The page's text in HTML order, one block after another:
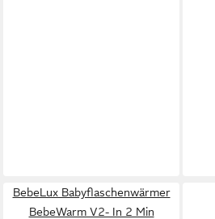
BebeLux Babyflaschenwärmer
BebeWarm V2- In 2 Min